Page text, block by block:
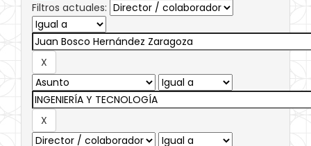
Filtros actuales: